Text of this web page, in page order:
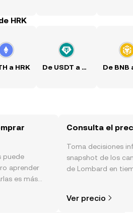
HRK
a HRK De USDT a HRK
puede
aprender
es más
móvil de
Consulta el
Toma decisiones
snapshot de los
de Lombard en
Ver precio